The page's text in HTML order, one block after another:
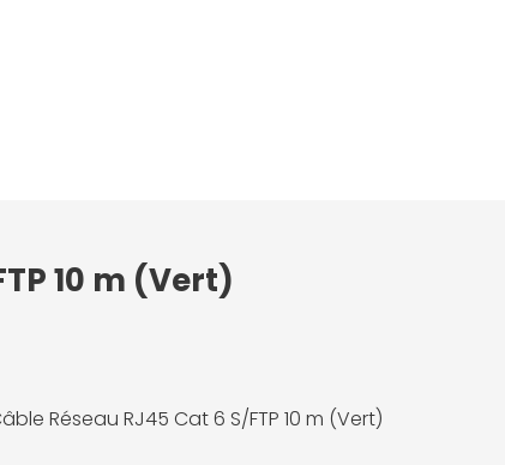
10 m (Vert)
Réseau RJ45 Cat 6 S/FTP 10 m (Vert)